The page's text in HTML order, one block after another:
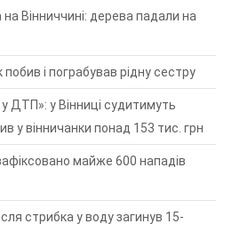
Вінниччині: дерева падали на
і пограбував рідну сестру
ДТП»: у Вінниці судитимуть
у вінничанки понад 153 тис. грн
майже 600 нападів
стрибка у воду загинув 15-